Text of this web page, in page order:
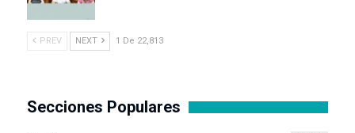
PREV NEXT 1 De 22,813
Secciones Populares